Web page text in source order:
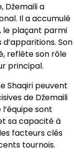
Džemaili a
Il a accumulé
le plaçant parmi
Son
reflète son rôle
principal.
Shaqiri peuvent
de Džemaili
sont
sa capacité à
facteurs clés
tournois.